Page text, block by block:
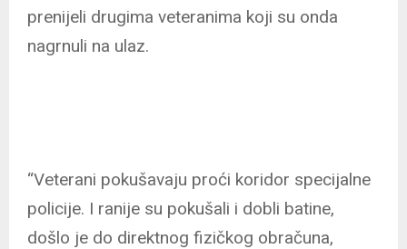
prenijeli drugima veteranima koji su onda
nagrnuli na ulaz.
“Veterani pokušavaju proći koridor specijalne
policije. I ranije su pokušali i dobli batine,
došlo je do direktnog fizičkog obračuna,